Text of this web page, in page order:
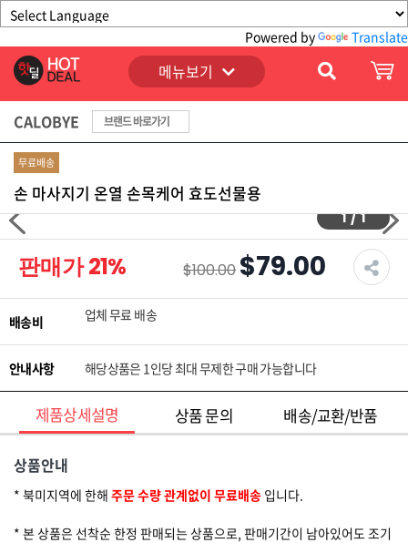
Powered by Translate
메뉴보기
CALOBYE 브랜드 바로가기
무료배송
손 마사지기 온열 손목케어 효도선물용
1 / 1
판매가21% $100.00 $79.00
배송비 업체 무료 배송
안내사항 해당상품은 1인당 최대 무제한 구매 가능합니다
제품상세설명 상품 문의 배송/교환/반품
상품안내
* 북미지역에 한해 주문 수량 관계없이 무료배송 입니다.
* 본 상품은 선착순 한정 판매되는 상품으로, 판매기간이 남아있어도 조기